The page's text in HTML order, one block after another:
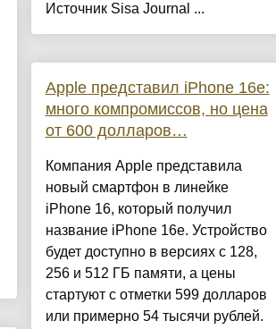
Источник Sisa Journal ...
Apple представил iPhone 16e:
много компромиссов, но цена
от 600 долларов…
Компания Apple представила
новый смартфон в линейке
iPhone 16, который получил
название iPhone 16e. Устройство
будет доступно в версиях с 128,
256 и 512 ГБ памяти, а цены
стартуют с отметки 599 долларов
или примерно 54 тысячи рублей.